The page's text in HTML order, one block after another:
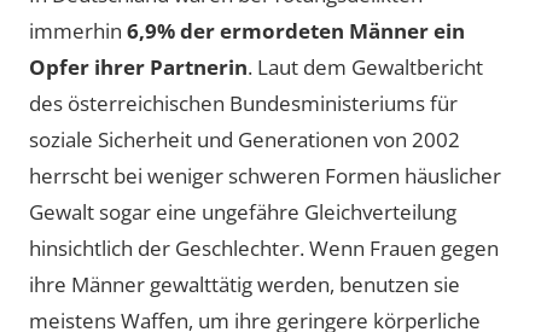
immerhin 6,9% der ermordeten Männer ein
Opfer ihrer Partnerin. Laut dem Gewaltbericht
des österreichischen Bundesministeriums für
soziale Sicherheit und Generationen von 2002
herrscht bei weniger schweren Formen häuslicher
Gewalt sogar eine ungefähre Gleichverteilung
hinsichtlich der Geschlechter. Wenn Frauen gegen
ihre Männer gewalttätig werden, benutzen sie
meistens Waffen, um ihre geringere körperliche